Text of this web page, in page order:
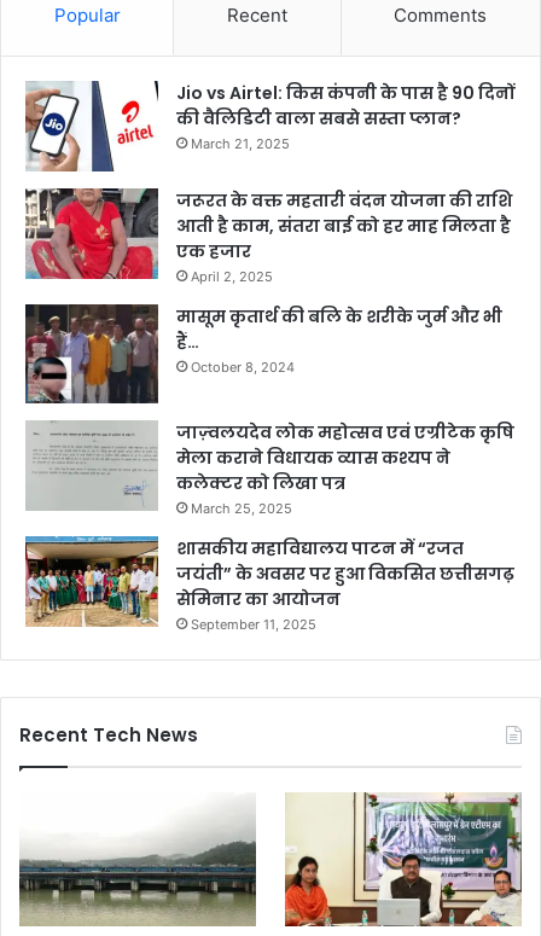
Popular Recent Comments
Jio vs Airtel: किस कंपनी के पास है 90 दिनों
की वैलिडिटी वाला सबसे सस्ता प्लान?
March 21, 2025
जरूरत के वक्त महतारी वंदन योजना की राशि
आती है काम, संतरा बाई को हर माह मिलता है
एक हजार
April 2, 2025
मासूम कृतार्थ की बलि के शरीके जुर्म और भी
हैं…
October 8, 2024
जाज़्वलयदेव लोक महोत्सव एवं एग्रीटेक कृषि
मेला कराने विधायक व्यास कश्यप ने
कलेक्टर को लिखा पत्र
March 25, 2025
शासकीय महाविद्यालय पाटन में “रजत
जयंती” के अवसर पर हुआ विकसित छत्तीसगढ़
सेमिनार का आयोजन
September 11, 2025
Recent Tech News